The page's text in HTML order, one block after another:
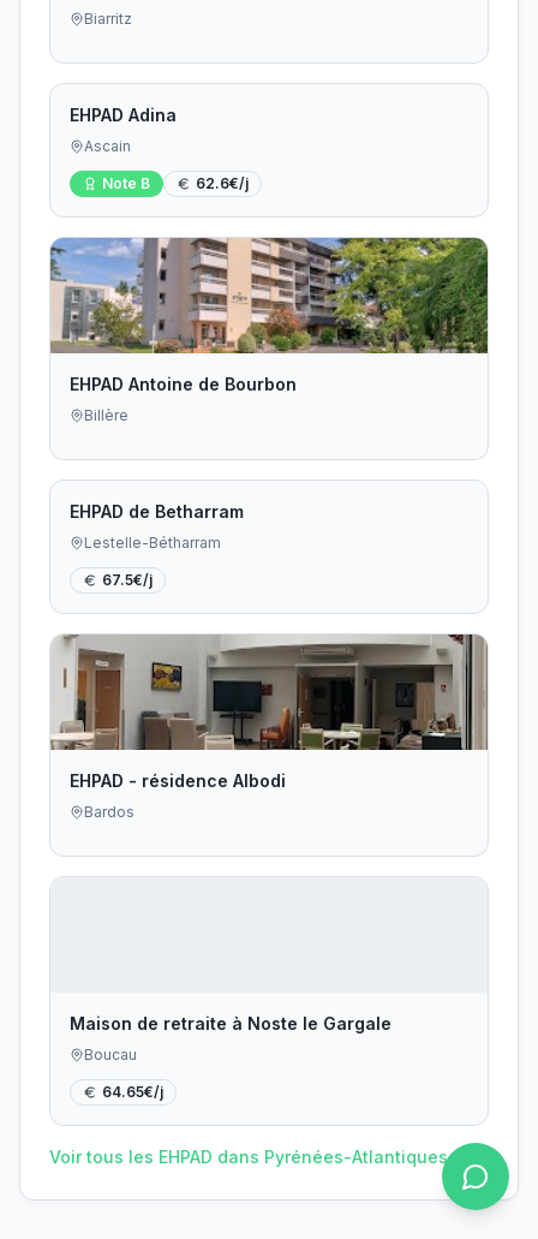
Biarritz
EHPAD Adina
Ascain
Note B 62.6€/j
EHPAD Antoine de Bourbon
Billère
EHPAD de Betharram
Lestelle-Bétharram
67.5€/j
EHPAD - résidence Albodi
Bardos
Maison de retraite à Noste le Gargale
Boucau
64.65€/j
Voir tous les EHPAD dans Pyrénées-Atlantiques